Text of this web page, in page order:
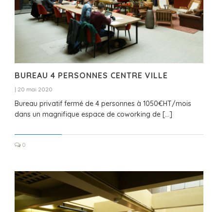
BUREAU 4 PERSONNES CENTRE VILLE
| 20 mai 2020
Bureau privatif fermé de 4 personnes à 1050€HT/mois
dans un magnifique espace de coworking de […]
0